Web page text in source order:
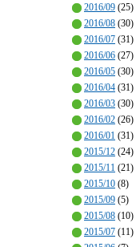
2016/09 (25)
2016/08 (30)
2016/07 (31)
2016/06 (27)
2016/05 (30)
2016/04 (31)
2016/03 (30)
2016/02 (26)
2016/01 (31)
2015/12 (24)
2015/11 (21)
2015/10 (8)
2015/09 (5)
2015/08 (10)
2015/07 (11)